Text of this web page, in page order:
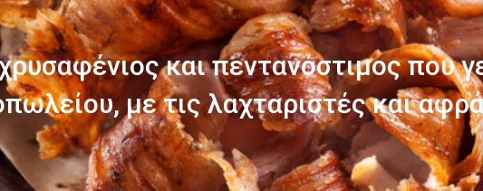
ΠΑΝΩ ΑΠΟ 40 ΧΡΟΝΙΑ
Παράγουμε προϊόντα εξαιρετικής
Γνωρίστε μας